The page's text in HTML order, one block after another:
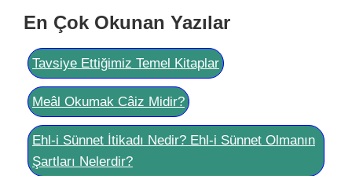
En Çok Okunan Yazılar
Tavsiye Ettiğimiz Temel Kitaplar
Meâl Okumak Câiz Midir?
Ehl-i Sünnet İtikadı Nedir? Ehl-i Sünnet Olmanın
Şartları Nelerdir?